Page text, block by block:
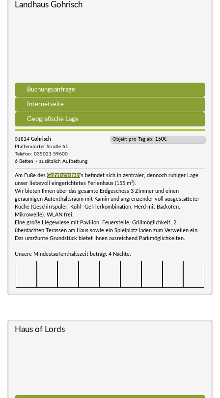
Landhaus Gohrisch
Buchungsanfrage
Internetseite
Geografische Lage
01824 Gohrisch
Pfaffendorfer Straße 61
Telefon: 035021 59600
6 Betten + zusätzlich Aufbettung
Objekt pro Tag ab: 150€
Am Fuße des Gohrischstein's befindet sich in zentraler, dennoch ruhiger Lage
unser liebevoll eingerichtetes Ferienhaus (155 m²).
Wir bieten Ihnen über das gesamte Erdgeschoss 3 Zimmer und einen
geräumigen Aufenthaltsraum mit Kamin und angrenzender voll ausgestatteter
Küche (Geschirrspüler, Kühl- Gefrierkombination, Herd mit Backofen,
Mikrowelle). WLAN frei.
Eine große Liegewiese mit Pavilion, Feuerstelle, Grillmöglichkeit, 2
überdachten Terassen am Haus sowie ein Spielplatz laden zum Verweilen ein.
Das umzäunte Grundstück bietet Ihnen ausreichend Parkmöglichkeiten.
Unsere Mindestaufenthaltszeit beträgt 4 Nächte.
Haus of Lords